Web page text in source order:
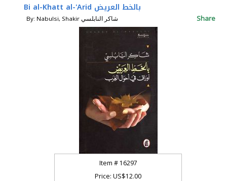
Bi al-Khatt al-'Arid بالخط العريض
By: Nabulsi, Shakir شاكر النابلسي Share
Item # 16297
Price: US$12.00